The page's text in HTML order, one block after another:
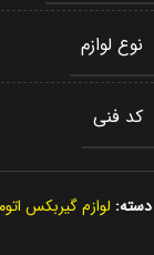
نوع لوازم
کد فنی
دسته: لوازم گیربکس